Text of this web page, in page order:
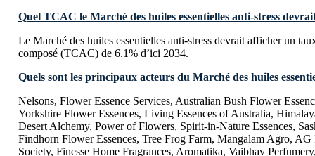
Quel TCAC le Marché des huiles essentielles anti-stress
Le Marché des huiles essentielles anti-stress devrait afficher un
composé (TCAC) de 6.1% d’ici 2034.
Quels sont les principaux acteurs du Marché des huiles
Nelsons, Flower Essence Services, Australian Bush Flower
Yorkshire Flower Essences, Living Essences of Australia,
Desert Alchemy, Power of Flowers, Spirit-in-Nature Essences,
Findhorn Flower Essences, Tree Frog Farm, Mangalam Agro,
Society, Finesse Home Fragrances, Aromatika, Vaibhav